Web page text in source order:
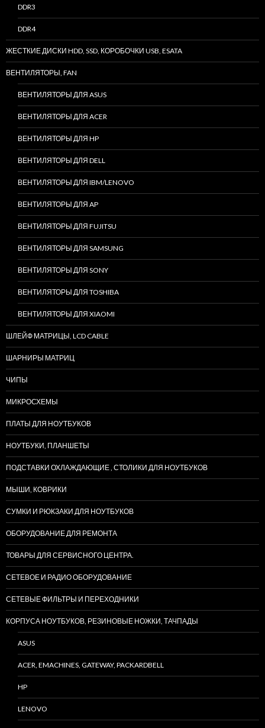
DDR3
DDR4
ЖЕСТКИЕ ДИСКИ HDD, SSD, КОРОБОЧКИ USB, ESATA
ВЕНТИЛЯТОРЫ, FAN
ВЕНТИЛЯТОРЫ ДЛЯ ASUS
ВЕНТИЛЯТОРЫ ДЛЯ ACER
ВЕНТИЛЯТОРЫ ДЛЯ HP
ВЕНТИЛЯТОРЫ ДЛЯ DELL
ВЕНТИЛЯТОРЫ ДЛЯ IBM/LENOVO
ВЕНТИЛЯТОРЫ ДЛЯ AP
ВЕНТИЛЯТОРЫ ДЛЯ FUJITSU
ВЕНТИЛЯТОРЫ ДЛЯ SAMSUNG
ВЕНТИЛЯТОРЫ ДЛЯ SONY
ВЕНТИЛЯТОРЫ ДЛЯ TOSHIBA
ВЕНТИЛЯТОРЫ ДЛЯ XIAOMI
ШЛЕЙФ МАТРИЦЫ, LCD CABLE
ШАРНИРЫ МАТРИЦ
ЧИПЫ
МИКРОСХЕМЫ
ПЛАТЫ ДЛЯ НОУТБУКОВ
НОУТБУКИ, ПЛАНШЕТЫ
ПОДСТАВКИ ОХЛАЖДАЮЩИЕ , СТОЛИКИ ДЛЯ НОУТБУКОВ
МЫШИ, КОВРИКИ
СУМКИ И РЮКЗАКИ ДЛЯ НОУТБУКОВ
ОБОРУДОВАНИЕ ДЛЯ РЕМОНТА
ТОВАРЫ ДЛЯ СЕРВИСНОГО ЦЕНТРА.
СЕТЕВОЕ И РАДИО ОБОРУДОВАНИЕ
СЕТЕВЫЕ ФИЛЬТРЫ И ПЕРЕХОДНИКИ
КОРПУСА НОУТБУКОВ, РЕЗИНОВЫЕ НОЖКИ, ТАЧПАДЫ
ASUS
ACER, EMACHINES, GATEWAY, PACKARDBELL
HP
LENOVO